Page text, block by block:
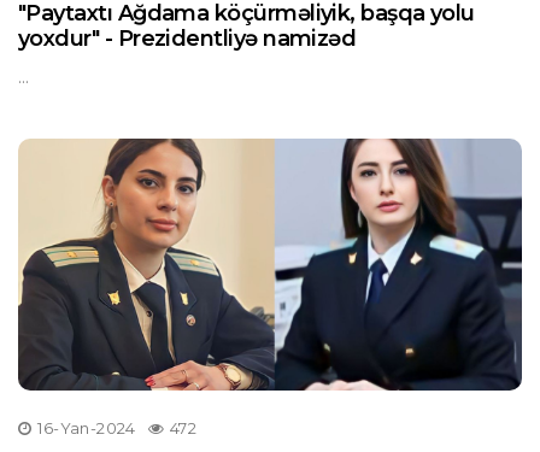
"Paytaxtı Ağdama köçürməliyik, başqa yolu
yoxdur" - Prezidentliyə namizəd
...
16-Yan-2024 472